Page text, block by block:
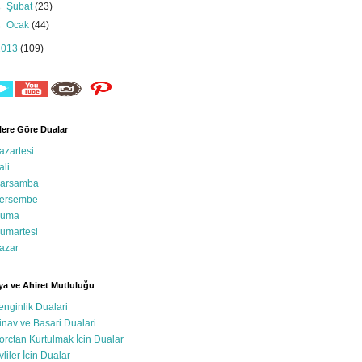
Şubat(23)
Ocak(44)
(109)
Göre Dualar
ve Ahiret Mutluluğu
Dualari
ve Basari Dualari
Kurtulmak İcin Dualar
İcin Dualar